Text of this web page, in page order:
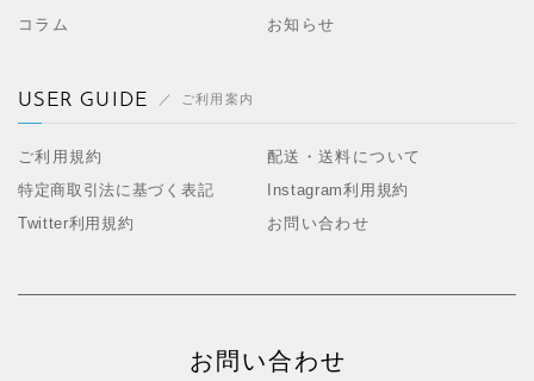
コラム お知らせ
USER GUIDE ご利用案内
ご利用規約
配送・送料について
特定商取引法に基づく表記
Instagram利用規約
Twitter利用規約
お問い合わせ
お問い合わせ